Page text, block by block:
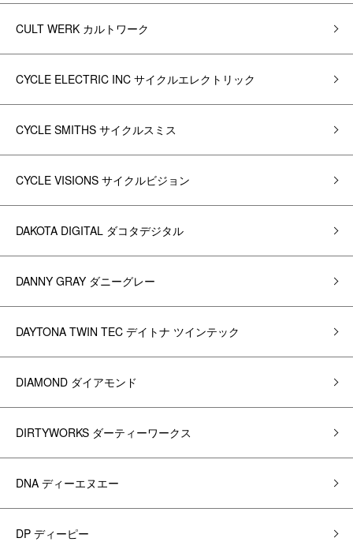
CULT WERK カルトワーク
CYCLE ELECTRIC INC サイクルエレクトリック
CYCLE SMITHS サイクルスミス
CYCLE VISIONS サイクルビジョン
DAKOTA DIGITAL ダコタデジタル
DANNY GRAY ダニーグレー
DAYTONA TWIN TEC デイトナ ツインテック
DIAMOND ダイアモンド
DIRTYWORKS ダーティーワークス
DNA ディーエヌエー
DP ディーピー